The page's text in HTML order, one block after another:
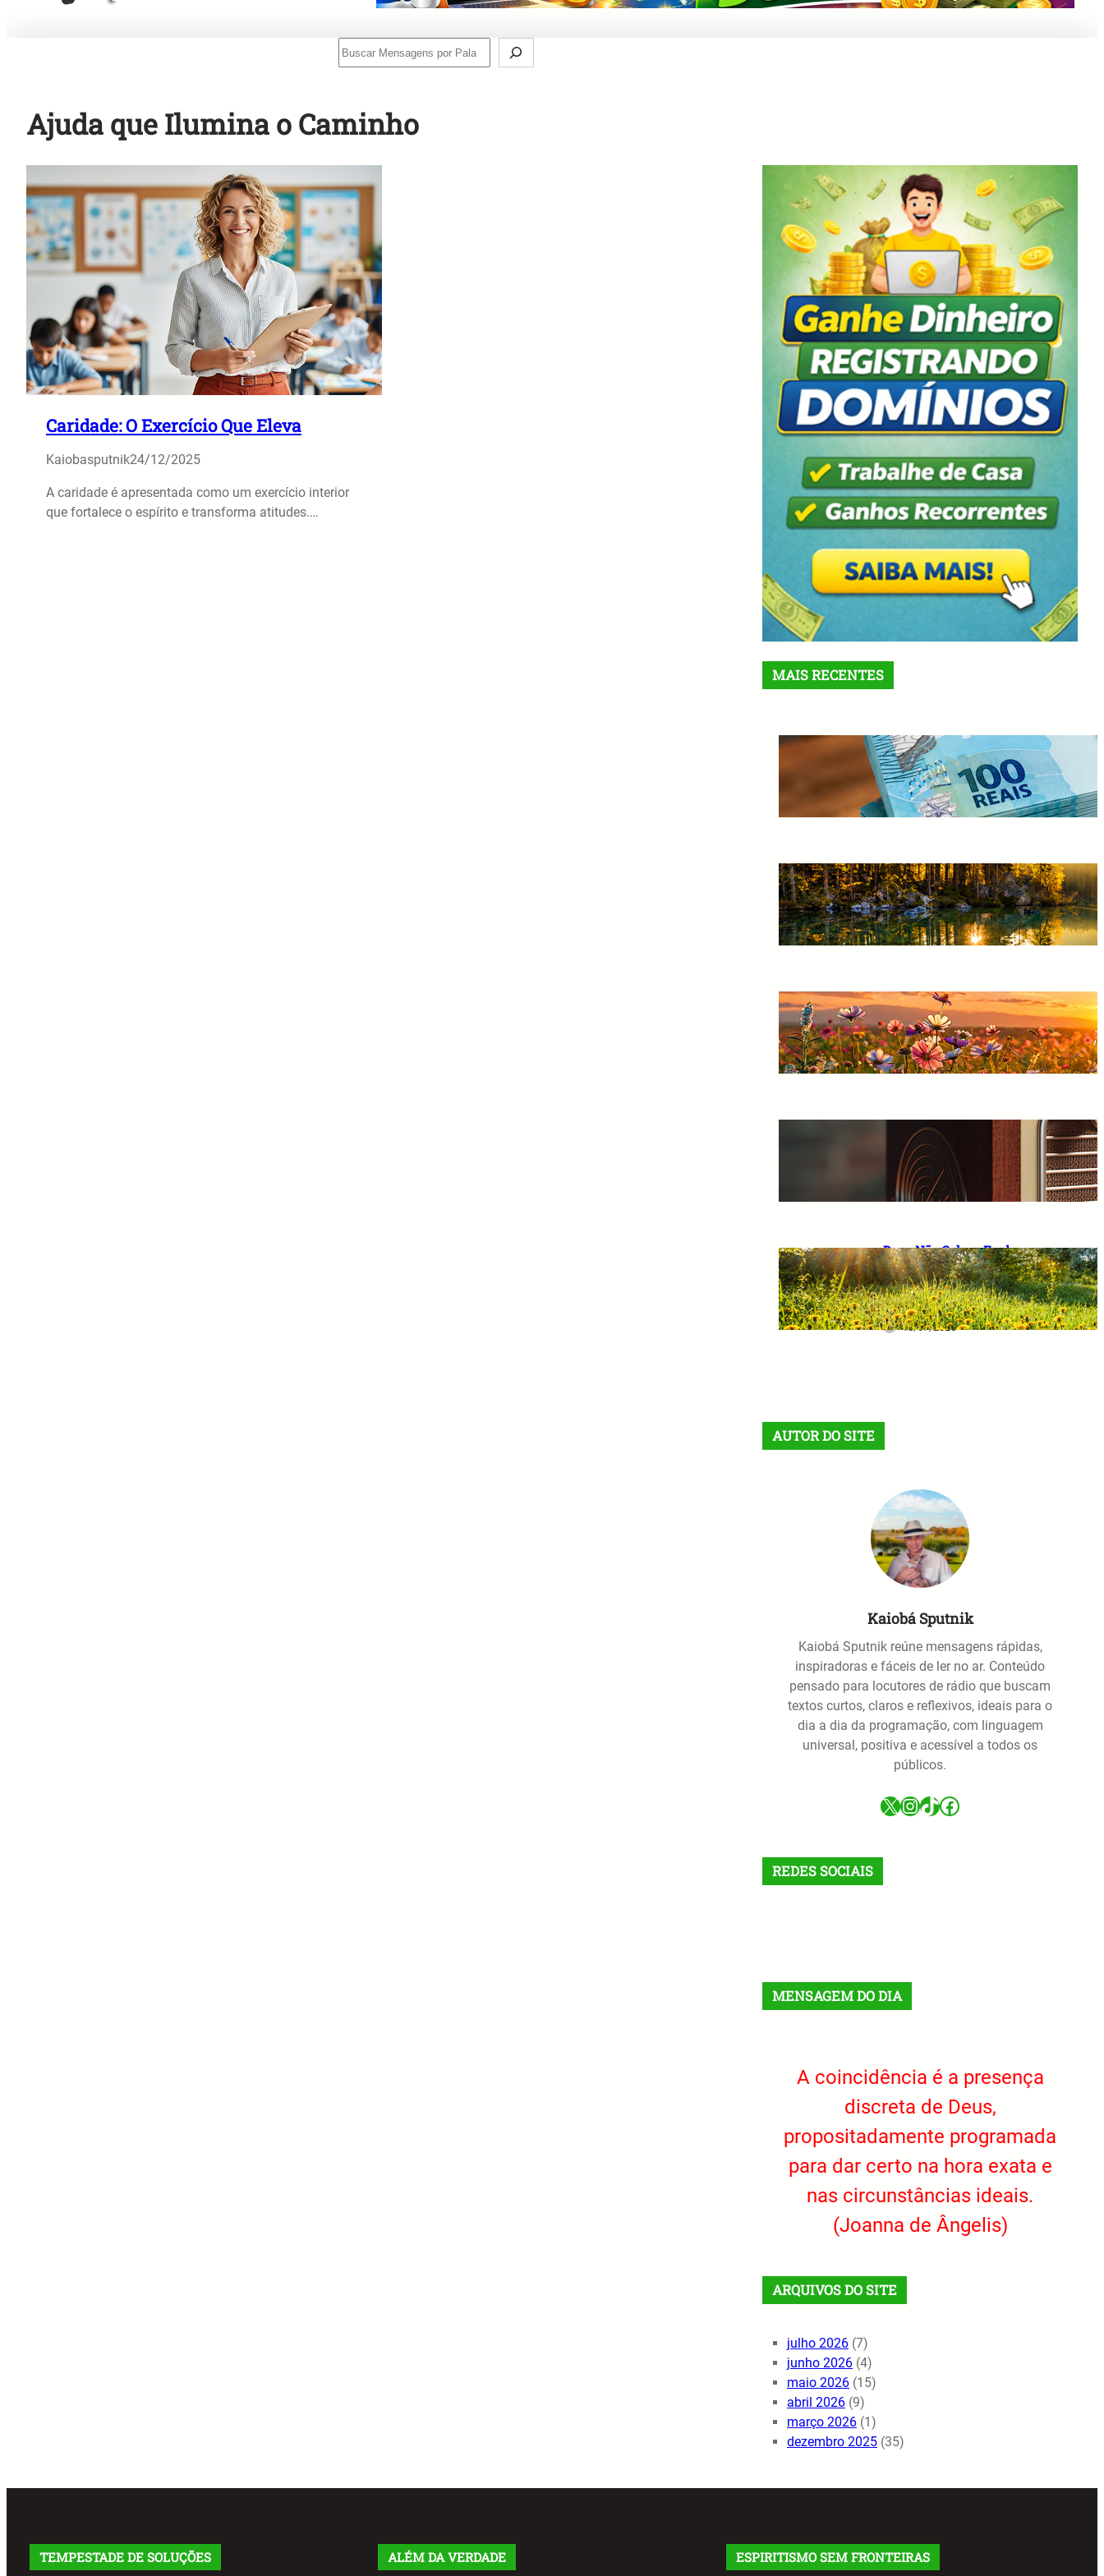
Search
Ajuda que Ilumina o Caminho
Caridade: O Exercício Que Eleva
Kaiobasputnik24/12/2025
A caridade é apresentada como um exercício interior
que fortalece o espírito e transforma atitudes.…
MAIS RECENTES
Calculadora de Lucro do FGTS
2026: Descubra Quanto Você
Vai Receber em Segundos
30/07/2026
A Missão dos Espíritas na
Sociedade: Esclarecer, Acolher
e Respeitar o Livre-Arbítrio
10/07/2026
Não Tenha Medo de Espíritos:
A Vida Continua Muito Além
da Matéria
10/07/2026
A Importância de Falar
Palavras Positivas e Acreditar
em um Futuro Melhor
10/07/2026
Deus Não Coloca Fardo
Pesado em Ombros Fracos: O
Verdadeiro Significado das
Provas da Vida
10/07/2026
AUTOR DO SITE
Kaiobá Sputnik
Kaiobá Sputnik reúne mensagens rápidas,
inspiradoras e fáceis de ler no ar. Conteúdo
pensado para locutores de rádio que buscam
textos curtos, claros e reflexivos, ideais para o
dia a dia da programação, com linguagem
universal, positiva e acessível a todos os
públicos.
X InstagramTikTok Facebook
REDES SOCIAIS
MENSAGEM DO DIA
A coincidência é a presença
discreta de Deus,
propositadamente programada
para dar certo na hora exata e
nas circunstâncias ideais.
(Joanna de Ângelis)
ARQUIVOS DO SITE
julho 2026 (7)
junho 2026 (4)
maio 2026 (15)
abril 2026 (9)
março 2026 (1)
dezembro 2025 (35)
TEMPESTADE DE SOLUÇÕES ALÉM DA VERDADE ESPIRITISMO SEM FRONTEIRAS